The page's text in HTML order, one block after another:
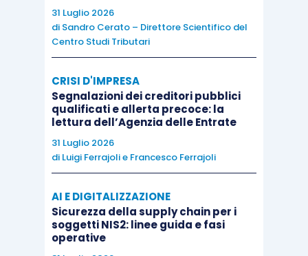
V Incontro
di CDG presso un cliente
Relazione iniziale sullo stato dell’arte e
Definizione strategia ed obiettivi aziendali
Definizione degli obiettivi informativi,
tempistiche e fasi del lavoro
Coinvolgimento dei vari livelli organizzativi
e formazione
31 Luglio 2026
di Sandro Cerato – Direttore Scientifico del
Centro Studi Tributari
CRISI D'IMPRESA
Segnalazioni dei creditori pubblici
qualificati e allerta precoce: la
lettura dell’Agenzia delle Entrate
31 Luglio 2026
di Luigi Ferrajolie Francesco Ferrajoli
AI E DIGITALIZZAZIONE
Sicurezza della supply chain per i
soggetti NIS2: linee guida e fasi
operative